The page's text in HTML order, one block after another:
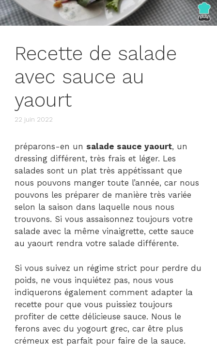
Recette de salade
avec sauce au
yaourt
22 juin 2022
préparons-en un salade sauce yaourt, un
dressing différent, très frais et léger. Les
salades sont un plat très appétissant que
nous pouvons manger toute l’année, car nous
pouvons les préparer de manière très variée
selon la saison dans laquelle nous nous
trouvons. Si vous assaisonnez toujours votre
salade avec la même vinaigrette, cette sauce
au yaourt rendra votre salade différente.
Si vous suivez un régime strict pour perdre du
poids, ne vous inquiétez pas, nous vous
indiquerons également comment adapter la
recette pour que vous puissiez toujours
profiter de cette délicieuse sauce. Nous le
ferons avec du yogourt grec, car être plus
crémeux est parfait pour faire de la sauce.